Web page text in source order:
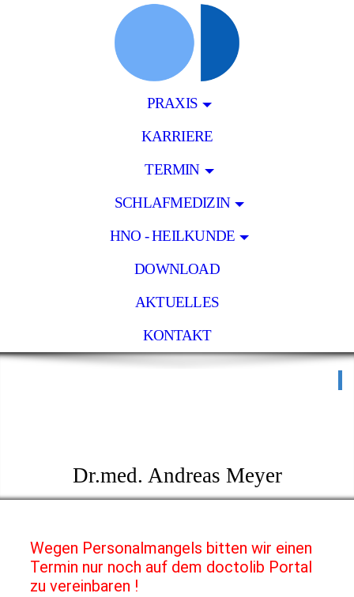
PRAXIS
KARRIERE
TERMIN
SCHLAFMEDIZIN
HNO - HEILKUNDE
DOWNLOAD
AKTUELLES
KONTAKT
I
Dr.med. Andreas Meyer
Wegen Personalmangels bitten wir einen
Termin nur noch auf dem doctolib Portal
zu vereinbaren !